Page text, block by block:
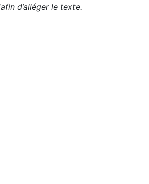
d’alléger le texte.